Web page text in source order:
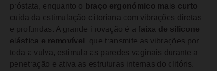
próstata, enquanto o
braço ergonómico mais curto
cuida da estimulação clitoriana com vibrações diretas
e profundas. A grande inovação é a faixa de silicone
elástica e removível , que transmite as vibrações por
toda a vulva, estimula as paredes vaginais durante a
penetração e ativa as estruturas internas do clitóris.